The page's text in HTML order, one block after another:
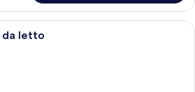
Una moderna camera d'albergo
da letto